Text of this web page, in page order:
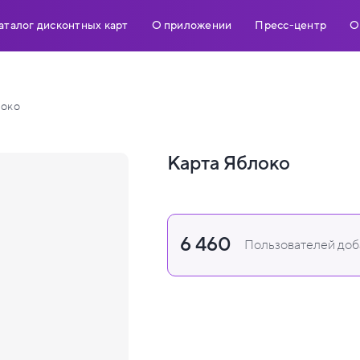
дисконтных карт О приложении Пресс-центр О
Карта Яблоко
6 460 Пользователей